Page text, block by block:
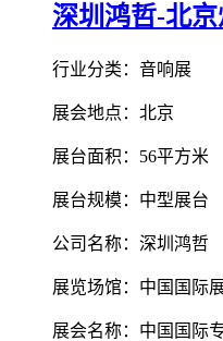
深圳鸿哲-北
行业分类：音响展
展会地点：北京
展台面积：56平方米
展台规模：中型展台
公司名称：深圳鸿哲
展览场馆：中国国际
展会名称：中国国际